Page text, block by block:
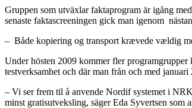
Gruppen som utväxlar faktaprogram är igång
senaste faktascreeningen gick man igenom
– Både kopiering og transport krævede vældig
Under hösten 2009 kommer fler programgrupper
testverksamhet och där man från och med
– Vi ser frem til å anvende Nordif systemet i
minst gratisutveksling, säger Eda Syvertsen som